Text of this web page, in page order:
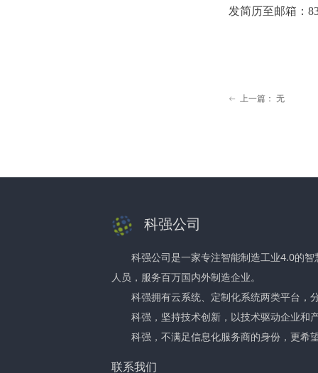
发简历至邮箱：
ꂃ 上一篇： 无
科强公司
科强公司是一家专注智能制造工业4.0的智
人员，服务百万国内外制造企业。
科强拥有云系统、定制化系统两类平台，
科强，坚持技术创新，以技术驱动企业和
科强，不满足信息化服务商的身份，更希
联系我们